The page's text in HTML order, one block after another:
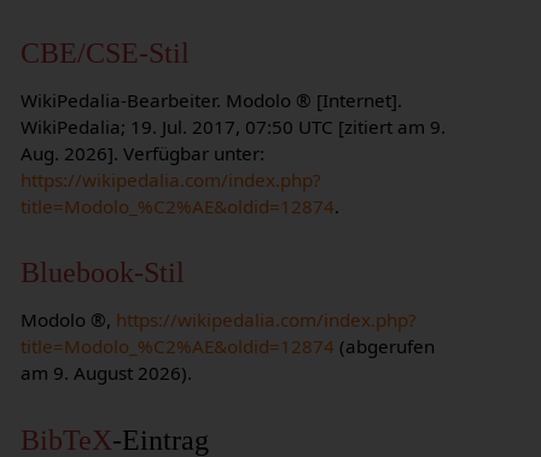
CBE/CSE-Stil
WikiPedalia-Bearbeiter. Modolo ® [Internet].
WikiPedalia; 19. Jul. 2017, 07:50 UTC [zitiert am 9.
Aug. 2026]. Verfügbar unter:
https://wikipedalia.com/index.php?
title=Modolo_%C2%AE&oldid=12874.
Bluebook-Stil
Modolo ®, https://wikipedalia.com/index.php?
title=Modolo_%C2%AE&oldid=12874 (abgerufen
am 9. August 2026).
BibTeX-Eintrag